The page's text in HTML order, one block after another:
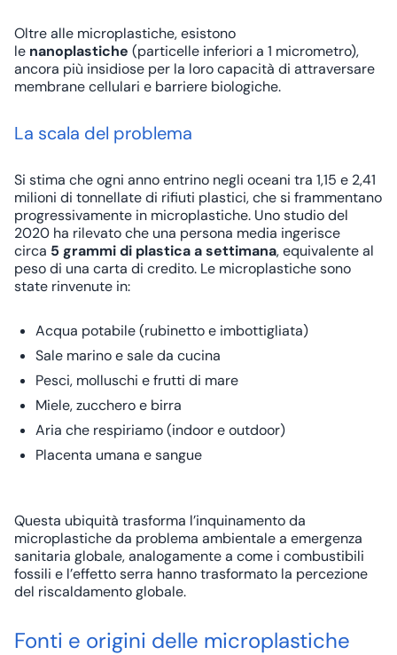
Oltre alle microplastiche, esistono
le nanoplastiche (particelle inferiori a 1 micrometro),
ancora più insidiose per la loro capacità di attraversare
membrane cellulari e barriere biologiche.
La scala del problema
Si stima che ogni anno entrino negli oceani tra 1,15 e 2,41
milioni di tonnellate di rifiuti plastici, che si frammentano
progressivamente in microplastiche. Uno studio del
2020 ha rilevato che una persona media ingerisce
circa 5 grammi di plastica a settimana, equivalente al
peso di una carta di credito. Le microplastiche sono
state rinvenute in:
Acqua potabile (rubinetto e imbottigliata)
Sale marino e sale da cucina
Pesci, molluschi e frutti di mare
Miele, zucchero e birra
Aria che respiriamo (indoor e outdoor)
Placenta umana e sangue
Questa ubiquità trasforma l’inquinamento da
microplastiche da problema ambientale a emergenza
sanitaria globale, analogamente a come i combustibili
fossili e l’effetto serra hanno trasformato la percezione
del riscaldamento globale.
Fonti e origini delle microplastiche